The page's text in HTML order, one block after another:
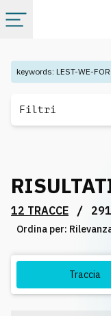
Categorie
Playlist
Licenze
keywords: LEST-WE-
Filtri
12 TRACCE /
Ordina per:
Traccia